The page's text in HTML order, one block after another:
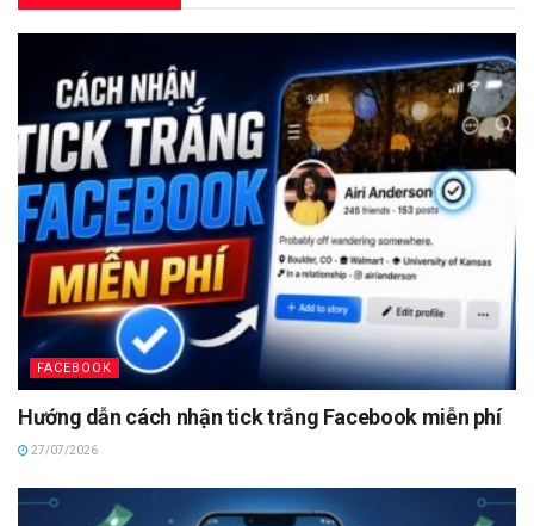
FACEBOOK
Hướng dẫn cách nhận tick trắng Facebook miễn phí
27/07/2026